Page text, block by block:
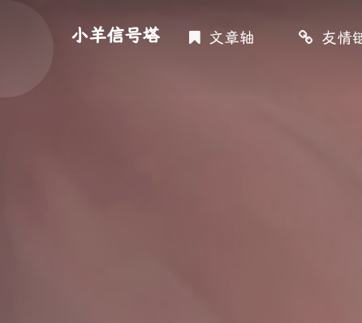
小羊信号塔 文章轴 友情